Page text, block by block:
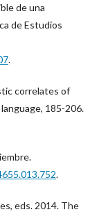
de una
de Estudios
.
correlates of
185-206.
.
eds. 2014. The